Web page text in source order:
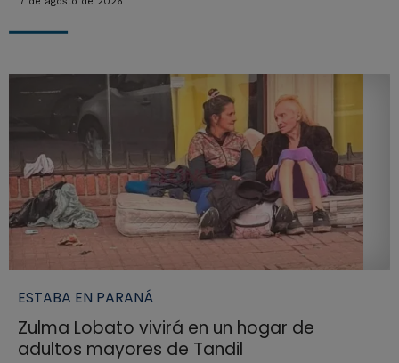
ESTABA EN PARANÁ
Zulma Lobato vivirá en un hogar de
adultos mayores de Tandil